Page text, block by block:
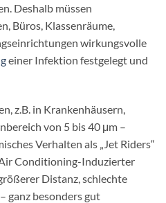
Deshalb müssen
Büros, Klassenräume,
wirkungsvolle
einer Infektion festgelegt und
z.B. in Krankenhäusern,
von 5 bis 40 μm –
Verhalten als „Jet Riders“
Conditioning-Induzierter
Distanz, schlechte
ganz besonders gut